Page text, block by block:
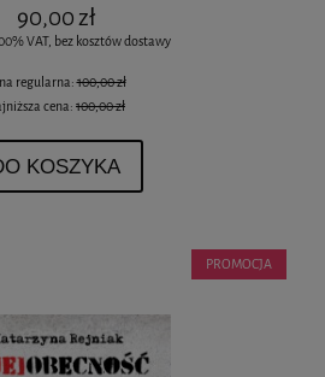
90,00 zł
VAT, bez kosztów dostawy
regularna:100,00 zł
cena: 100,00 zł
KOSZYKA
PROMOCJA